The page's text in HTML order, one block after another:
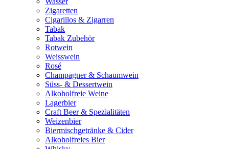
Zigaretten
Cigarillos & Zigarren
Tabak
Tabak Zubehör
Rotwein
Weisswein
Rosé
Champagner & Schaumwein
Süss- & Dessertwein
Alkoholfreie Weine
Lagerbier
Craft Beer & Spezialitäten
Weizenbier
Biermischgetränke & Cider
Alkoholfreies Bier